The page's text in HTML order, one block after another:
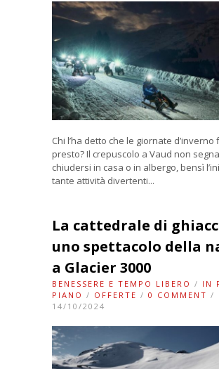
Chi l’ha detto che le giornate d’inverno
presto? Il crepuscolo a Vaud non segna
chiudersi in casa o in albergo, bensì
tante attività divertenti...
La cattedrale di
uno spettacolo della
a Glacier 3000
BENESSERE E TEMPO LIBERO / IN
PIANO / OFFERTE / 0 COMMENT /
14/10/2024